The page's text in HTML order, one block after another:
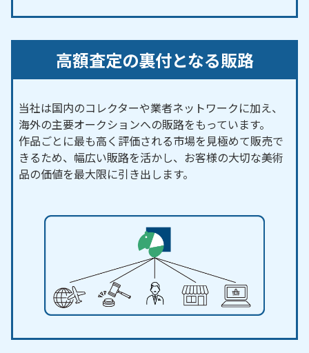
高額査定の裏付となる販路
当社は国内のコレクターや業者ネットワークに加え、
海外の主要オークションへの販路をもっています。
作品ごとに最も高く評価される市場を見極めて販売で
きるため、幅広い販路を活かし、お客様の大切な美術
品の価値を最大限に引き出します。